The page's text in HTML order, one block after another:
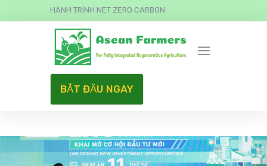
HÀNH TRÌNH NET ZERO CARBON
BẮT ĐẦU NGAY